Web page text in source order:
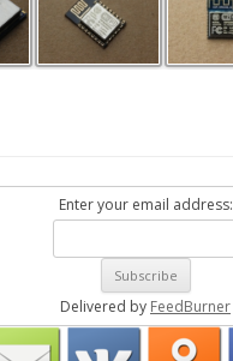
Enter your email address:
Delivered by FeedBurner